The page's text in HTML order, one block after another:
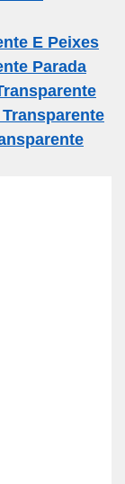
E Peixes
Parada